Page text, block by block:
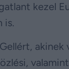
kezel
is.